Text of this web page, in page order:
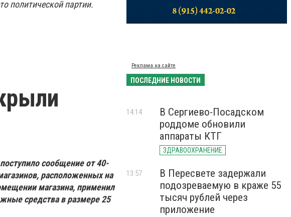
политической партии.
сообщение от 40-
расположенных на
магазина, применил
средства в размере 25
Реклама на сайте
ПОСЛЕДНИЕ НОВОСТИ
В Сергиево-Посадском
роддоме обновили
аппараты КТГ
ЗДРАВООХРАНЕНИЕ
14:14
В Пересвете задержали
подозреваемую в краже 55
тысяч рублей через
приложение
13:57